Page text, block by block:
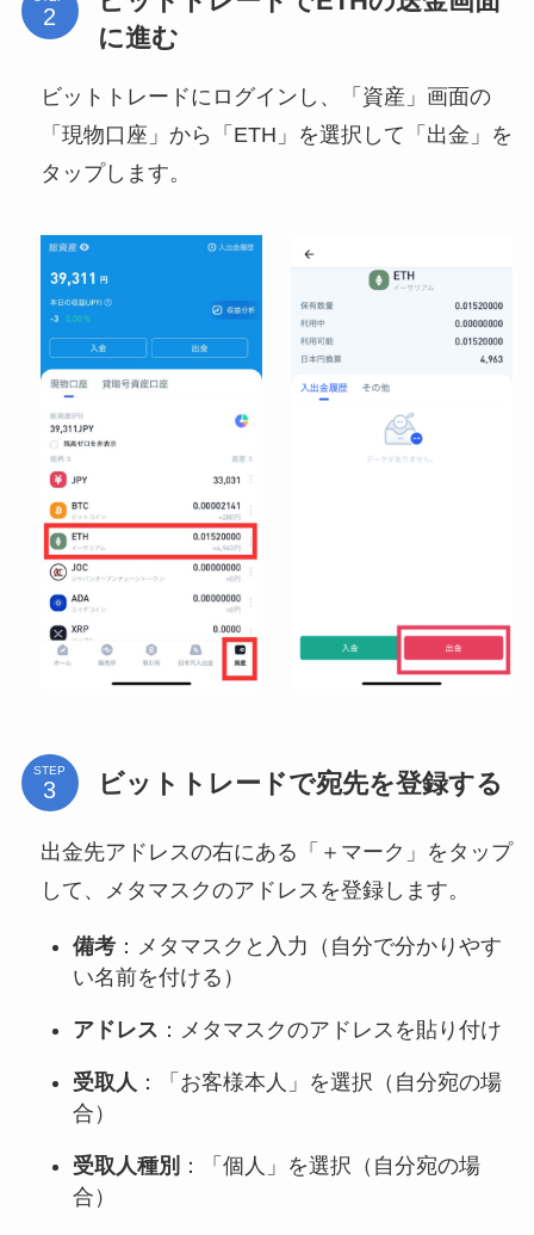
に進む
ビットトレードにログインし、「資産」画面の
「現物口座」から「ETH」を選択して「出金」を
タップします。
STEP ビットトレードで宛先を登録する
出金先アドレスの右にある「＋マーク」をタップ
して、メタマスクのアドレスを登録します。
備考：メタマスクと入力（自分で分かりやす
い名前を付ける）
アドレス ：メタマスクのアドレスを貼り付け
受取人 ：「お客様本人」を選択（自分宛の場
合）
受取人種別 ：「個人」を選択（自分宛の場
合）